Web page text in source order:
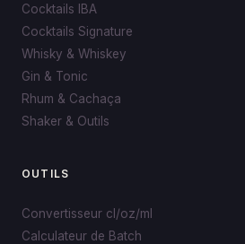
Cocktails IBA
Cocktails Signature
Whisky & Whiskey
Gin & Tonic
Rhum & Cachaça
Shaker & Outils
OUTILS
Convertisseur cl/oz/ml
Calculateur de Batch